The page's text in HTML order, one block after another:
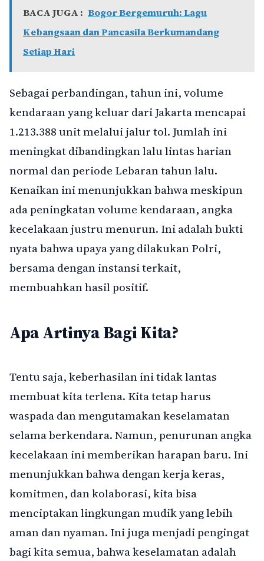
BACA JUGA : Bogor Bergemuruh: Lagu
Kebangsaan dan Pancasila Berkumandang
Setiap Hari
Sebagai perbandingan, tahun ini, volume
kendaraan yang keluar dari Jakarta mencapai
1.213.388 unit melalui jalur tol. Jumlah ini
meningkat dibandingkan lalu lintas harian
normal dan periode Lebaran tahun lalu.
Kenaikan ini menunjukkan bahwa meskipun
ada peningkatan volume kendaraan, angka
kecelakaan justru menurun. Ini adalah bukti
nyata bahwa upaya yang dilakukan Polri,
bersama dengan instansi terkait,
membuahkan hasil positif.
Apa Artinya Bagi Kita?
Tentu saja, keberhasilan ini tidak lantas
membuat kita terlena. Kita tetap harus
waspada dan mengutamakan keselamatan
selama berkendara. Namun, penurunan angka
kecelakaan ini memberikan harapan baru. Ini
menunjukkan bahwa dengan kerja keras,
komitmen, dan kolaborasi, kita bisa
menciptakan lingkungan mudik yang lebih
aman dan nyaman. Ini juga menjadi pengingat
bagi kita semua, bahwa keselamatan adalah